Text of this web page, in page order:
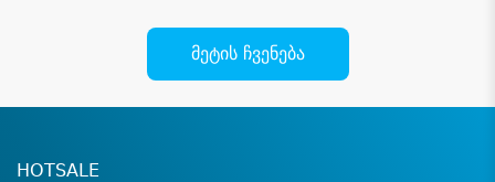
მეტის ჩვენება
HOTSALE